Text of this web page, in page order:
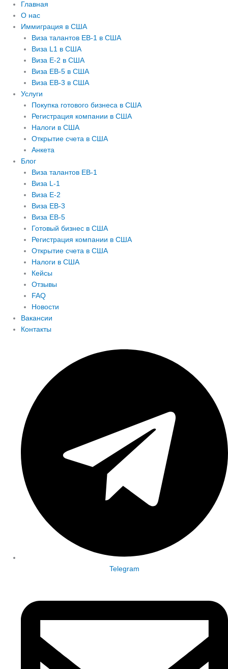
Главная
О нас
Иммиграция в США
Виза талантов EB-1 в США
Виза L1 в США
Виза E-2 в США
Виза EB-5 в США
Виза EB-3 в США
Услуги
Покупка готового бизнеса в США
Регистрация компании в США
Налоги в США
Открытие счета в США
Анкета
Блог
Виза талантов EB-1
Виза L-1
Виза E-2
Виза EB-3
Виза EB-5
Готовый бизнес в США
Регистрация компании в США
Открытие счета в США
Налоги в США
Кейсы
Отзывы
FAQ
Новости
Вакансии
Контакты
Telegram